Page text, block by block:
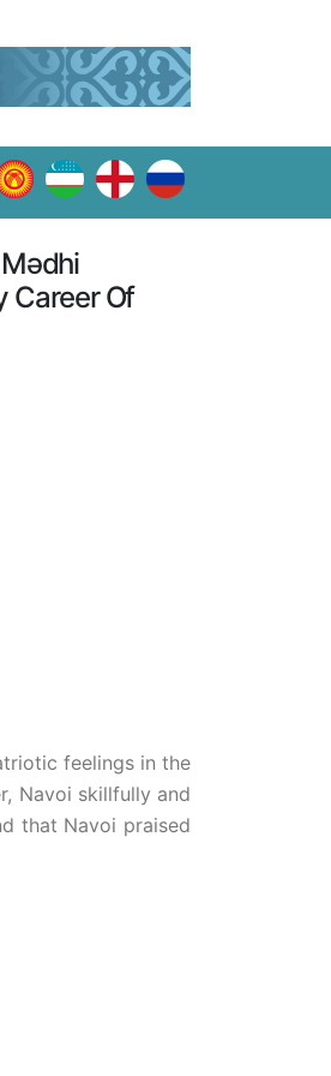
Career Of
feelings in the
Navoi skillfully and
that Navoi praised